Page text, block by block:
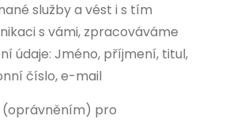
služby a vést i s tím
s vámi, zpracováváme
údaje: Jméno, příjmení, titul,
číslo, e-mail
pro